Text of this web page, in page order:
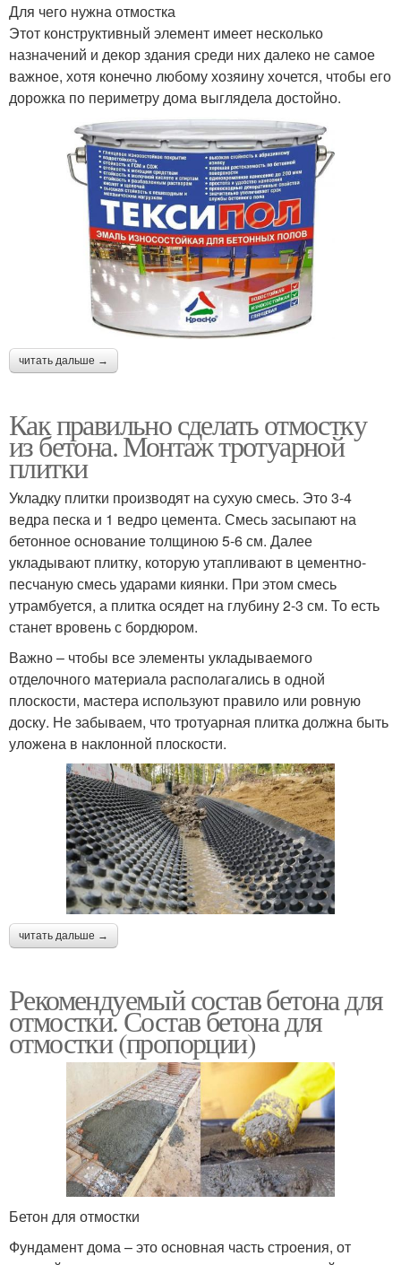
Для чего нужна отмостка
Этот конструктивный элемент имеет несколько
назначений и декор здания среди них далеко не самое
важное, хотя конечно любому хозяину хочется, чтобы его
дорожка по периметру дома выглядела достойно.
читать дальше →
Как правильно сделать отмостку
из бетона. Монтаж тротуарной
плитки
Укладку плитки производят на сухую смесь. Это 3-4
ведра песка и 1 ведро цемента. Смесь засыпают на
бетонное основание толщиною 5-6 см. Далее
укладывают плитку, которую утапливают в цементно-
песчаную смесь ударами киянки. При этом смесь
утрамбуется, а плитка осядет на глубину 2-3 см. То есть
станет вровень с бордюром.
Важно – чтобы все элементы укладываемого
отделочного материала располагались в одной
плоскости, мастера используют правило или ровную
доску. Не забываем, что тротуарная плитка должна быть
уложена в наклонной плоскости.
читать дальше →
Рекомендуемый состав бетона для
отмостки. Состав бетона для
отмостки (пропорции)
Бетон для отмостки
Фундамент дома – это основная часть строения, от